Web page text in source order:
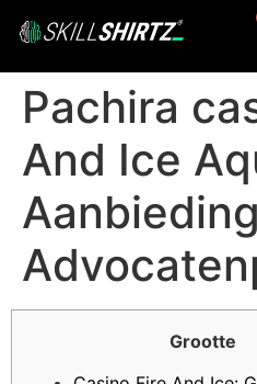
Pachira
And Ice
Grootte